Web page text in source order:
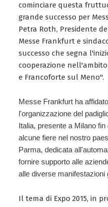
cominciare questa
grande successo per
Petra Roth, Presidente
Messe Frankfurt e
successo che segna
cooperazione
e Francoforte sul Meno".
Messe Frankfurt ha
l'organizzazione del
Italia, presente a Milano
alcune fiere nel nostro
Parma, dedicata
fornire supporto alle
alle diverse
Il tema di Expo 2015, in